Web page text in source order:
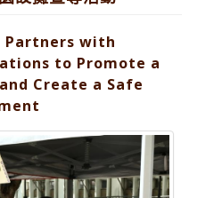
Partners with
to Promote a
Create a Safe